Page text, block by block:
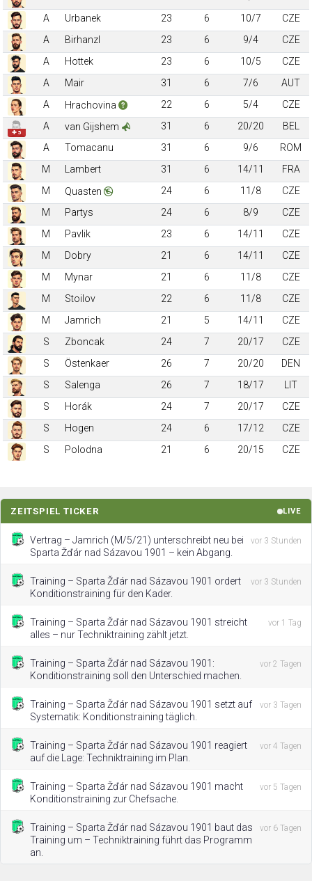
A
Urbanek 23 6 10/7
CZE
A
Birhanzl 23 6 9/4
CZE
A
Hottek 23 6 10/5
CZE
A
Mair 31 6 7/6
AUT
A
Hrachovina 22 6 5/4 CZE
✚ 5
A van Gijshem 31 6 20/20
BEL
A
Tomacanu 31 6 9/6
ROM
M
Lambert 31 6 14/11
FRA
M
Quasten 24 6 11/8
CZE
M
Partys 24 6 8/9
CZE
M
Pavlik 23 6 14/11
CZE
M
Dobry 21 6 14/11
CZE
M
Mynar 21 6 11/8
CZE
M
Stoilov 22 6 11/8
CZE
M
Jamrich 21 5 14/11
CZE
S
Zboncak 24 7 20/17
CZE
S
Östenkaer 26 7 20/20
DEN
S
Salenga 26 7 18/17
LIT
S
Horák 24 7 20/17
CZE
S
Hogen 24 6 17/12
CZE
S
Polodna 21 6 20/15 CZE
ZEITSPIEL TICKER LIVE
Vertrag – Jamrich (M/5/21) unterschreibt neu bei
Sparta Žďár nad Sázavou 1901 – kein Abgang.
vor 3 Stunden
Training – Sparta Žďár nad Sázavou 1901 ordert
Konditionstraining für den Kader.
vor 3 Stunden
Training – Sparta Žďár nad Sázavou 1901 streicht
alles – nur Techniktraining zählt jetzt.
vor 1 Tag
Training – Sparta Žďár nad Sázavou 1901:
Konditionstraining soll den Unterschied machen.
vor 2 Tagen
Training – Sparta Žďár nad Sázavou 1901 setzt auf
Systematik: Konditionstraining täglich.
vor 3 Tagen
Training – Sparta Žďár nad Sázavou 1901 reagiert
auf die Lage: Techniktraining im Plan.
vor 4 Tagen
Training – Sparta Žďár nad Sázavou 1901 macht
Konditionstraining zur Chefsache.
vor 5 Tagen
Training – Sparta Žďár nad Sázavou 1901 baut das
Training um – Techniktraining führt das Programm
an.
vor 6 Tagen